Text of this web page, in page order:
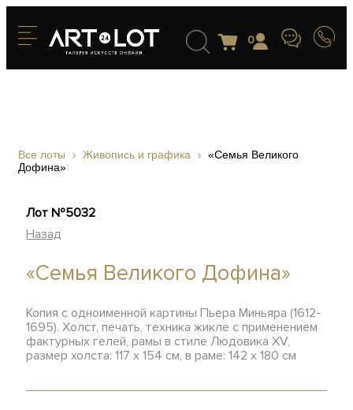
0
Все лоты Живопись и графика
«Семья Великого
Дофина»
Лот №5032
Назад
«Семья Великого Дофина»
Копия с одноименной картины Пьера Миньяра (1612-
1695). Холст, печать, техника жикле с применением
фактурных гелей, рамы в стиле Людовика XV,
размер холста: 117 x 154 см, в раме: 142 x 180 см